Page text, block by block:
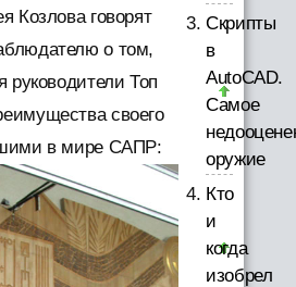
Козлова говорят
о том,
руководители Топ
своего
в мире САПР:
Скрипты
в
AutoCAD.
Самое
оружие
Кто
и
когда
изобрел